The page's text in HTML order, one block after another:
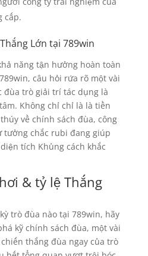
cấp.
Lớn tại 789win
năng tận hưởng hoàn toàn
câu hỏi rứa rõ một vài
đùa trò giải trí tác dụng là
Không chỉ chỉ là là tiền
về chính sách đùa, công
chắc rubi đang giúp
tích Khủng cách khắc
& tỷ lệ Thắng
trò đùa nào tại 789win, hãy
kỹ chính sách đùa, một vài
thắng đùa ngay của trò